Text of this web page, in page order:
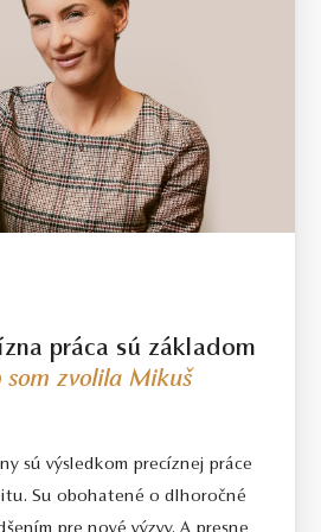
práca sú základom
som zvolila Mikuš
sú výsledkom precíznej práce
Su obohatené o dlhoročné